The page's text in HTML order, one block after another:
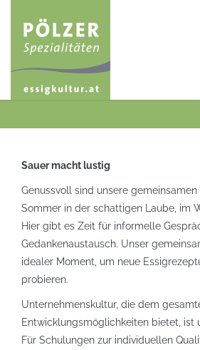
Sauer macht lustig
Genussvoll sind unsere
Sommer in der schattigen Laube, im
Hier gibt es Zeit für informelle
Gedankenaustausch. Unser
idealer Moment, um neue
probieren.
Unternehmenskultur, die dem
Entwicklungsmöglichkeiten bietet, ist
Für Schulungen zur individuellen